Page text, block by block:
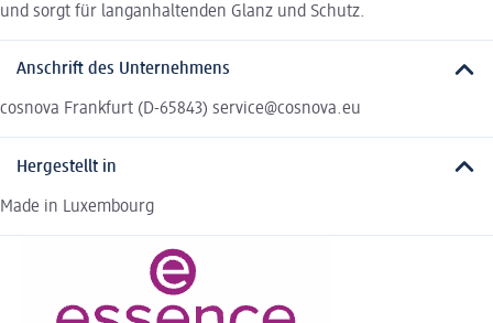
und sorgt für langanhaltenden Glanz und Schutz.
Anschrift des Unternehmens
cosnova Frankfurt (D-65843) service@cosnova.eu
Hergestellt in
Made in Luxembourg